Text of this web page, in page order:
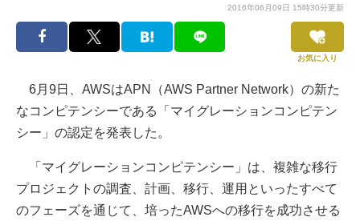
2016年06月09日 15時30分更新
お気に入り
6月9日、AWSはAPN（AWS Partner Network）の新た
なコンピテンシーである「マイグレーションコンピテン
シー」の認定を発表した。
「マイグレーションコンピテンシー」は、複雑な移行
プロジェクトの調査、計画、移行、運用といったすべて
のフェーズを通じて、培ったAWSへの移行を成功させる